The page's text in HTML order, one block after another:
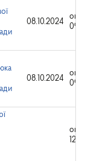
08.10.2024
08.10.2024